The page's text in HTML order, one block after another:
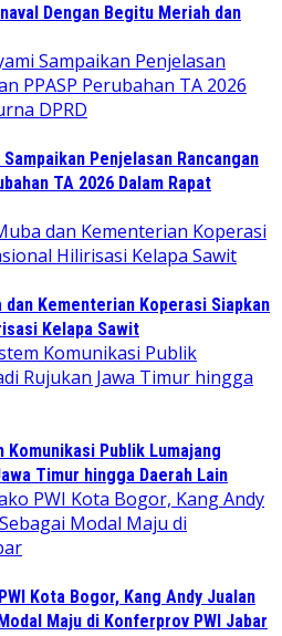
Dengan Begitu Meriah dan
Penjelasan Rancangan
TA 2026 Dalam Rapat
dan Kementerian Koperasi Siapkan
Kelapa Sawit
Publik Lumajang
Timur hingga Daerah Lain
Kota Bogor, Kang Andy Jualan
Maju di Konferprov PWI Jabar